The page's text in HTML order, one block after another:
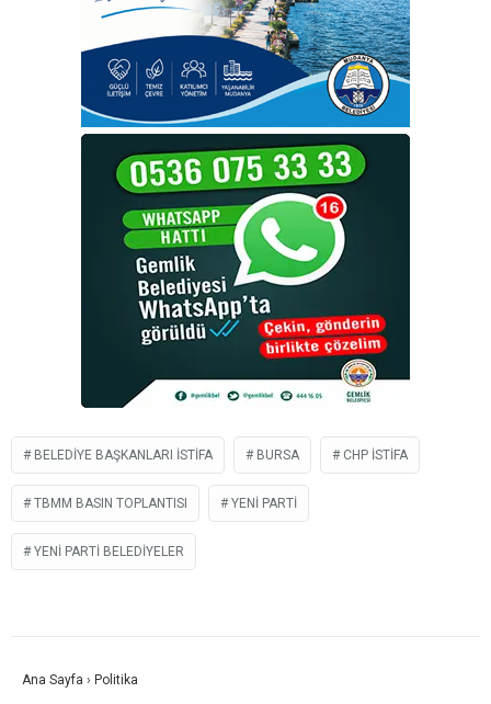
BELEDIYE BAŞKANLARI ISTIFA BURSA CHP ISTIFA
TBMM BASIN TOPLANTISI YENI PARTI
YENİ PARTI BELEDIYELER
Ana Sayfa › Politika